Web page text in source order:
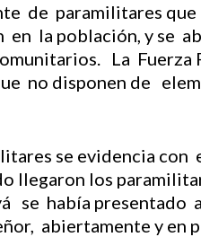
de paramilitares
la población, y se
La
no disponen de
se evidencia
llegaron los
se había
abiertamente y en